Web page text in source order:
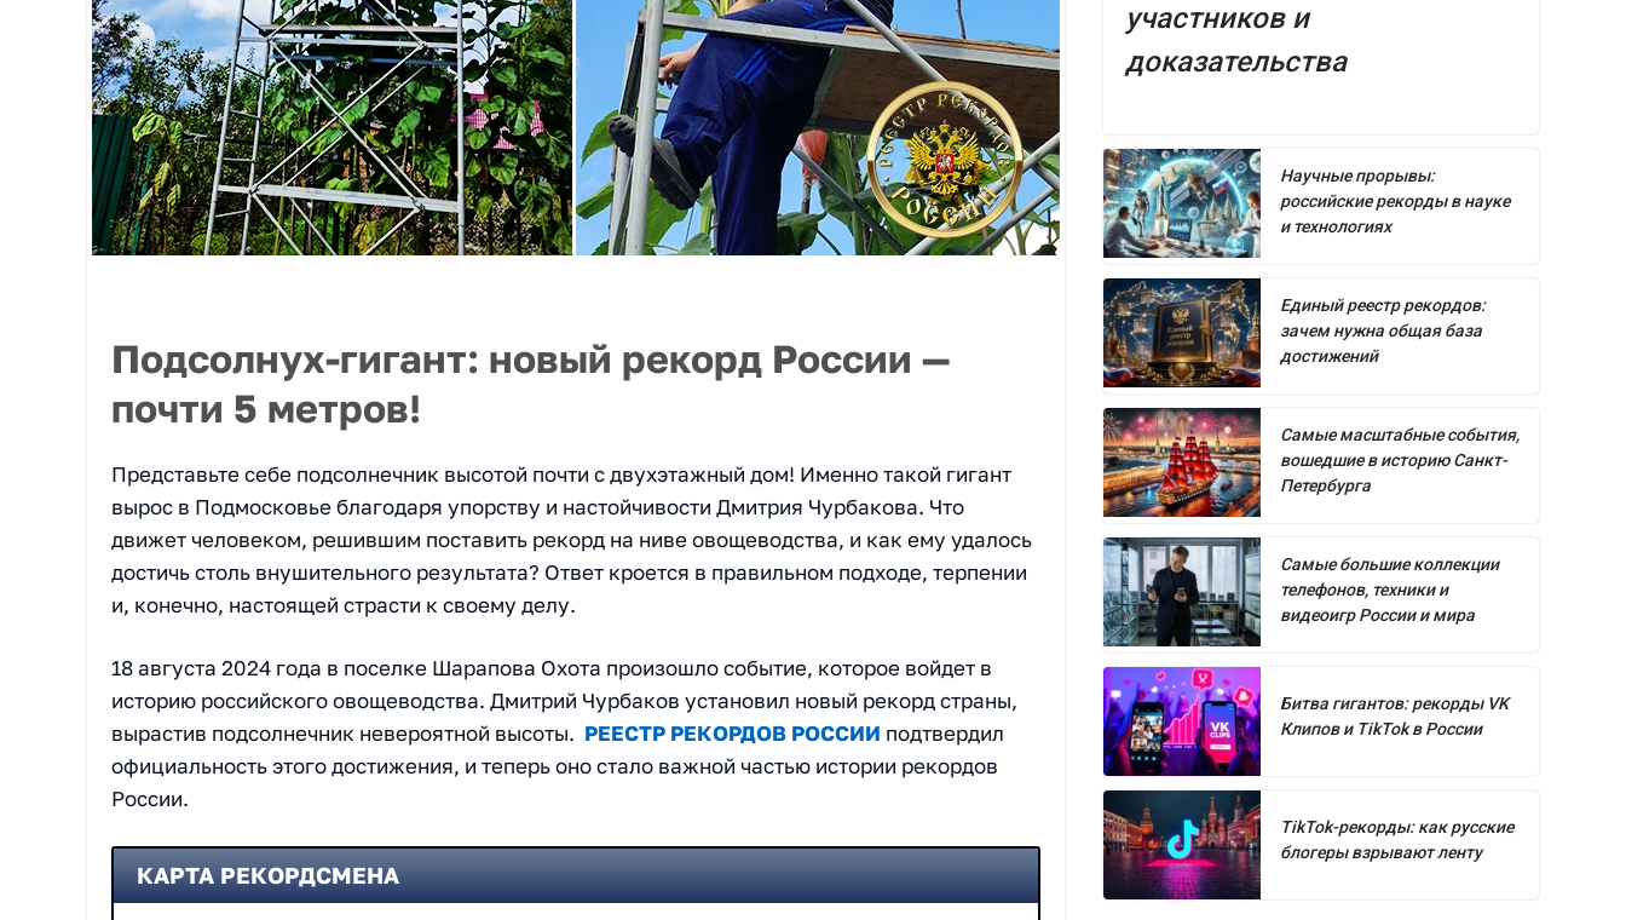
Подсолнух-гигант: новый рекорд России —
почти 5 метров!
Представьте себе подсолнечник высотой почти с двухэтажный дом! Именно такой гигант
вырос в Подмосковье благодаря упорству и настойчивости Дмитрия Чурбакова. Что
движет человеком, решившим поставить рекорд на ниве овощеводства, и как ему удалось
достичь столь внушительного результата? Ответ кроется в правильном подходе, терпении
и, конечно, настоящей страсти к своему делу.
18 августа 2024 года в поселке Шарапова Охота произошло событие, которое войдет в
историю российского овощеводства. Дмитрий Чурбаков установил новый рекорд страны,
вырастив подсолнечник невероятной высоты. РЕЕСТР РЕКОРДОВ РОССИИ подтвердил
официальность этого достижения, и теперь оно стало важной частью истории рекордов
России.
КАРТА РЕКОРДСМЕНА
участников и
доказательства
Научные прорывы:
российские рекорды в науке
и технологиях
Единый реестр рекордов:
зачем нужна общая база
достижений
Самые масштабные события,
вошедшие в историю Санкт-
Петербурга
Самые большие коллекции
телефонов, техники и
видеоигр России и мира
Битва гигантов: рекорды VK
Клипов и TikTok в России
TikTok-рекорды: как русские
блогеры взрывают ленту